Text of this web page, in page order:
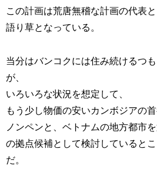
この計画は荒唐無稽な計画の代表
語り草となっている。
当分はバンコクには住み続けるつ
が、
いろいろな状況を想定して、
もう少し物価の安いカンボジアの
ノンペンと、ベトナムの地方都市
の拠点候補として検討しているとこ
だ。